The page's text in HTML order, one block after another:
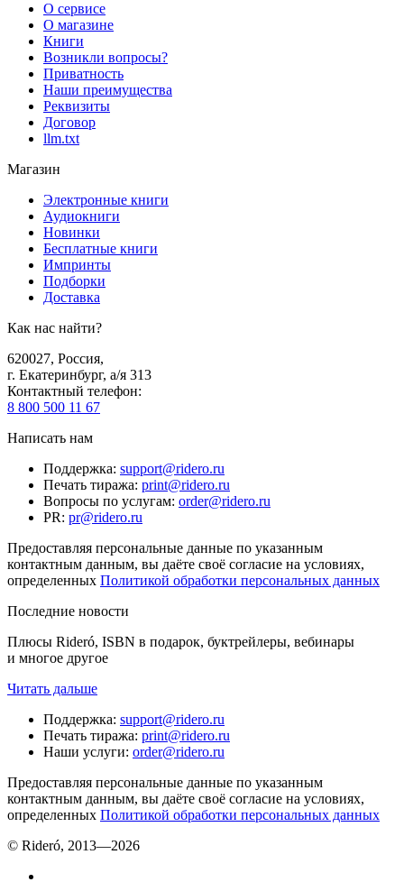
О сервисе
О магазине
Книги
Возникли вопросы?
Приватность
Наши преимущества
Реквизиты
Договор
llm.txt
Магазин
Электронные книги
Аудиокниги
Новинки
Бесплатные книги
Импринты
Подборки
Доставка
Как нас найти?
620027, Россия,
г. Екатеринбург, а/я 313
Контактный телефон:
8 800 500 11 67
Написать нам
Поддержка: support@ridero.ru
Печать тиража: print@ridero.ru
Вопросы по услугам: order@ridero.ru
PR: pr@ridero.ru
Предоставляя персональные данные по указанным
контактным данным, вы даёте своё согласие на условиях,
определенных Политикой обработки персональных данных
Последние новости
Плюсы Rideró, ISBN в подарок, буктрейлеры, вебинары
и многое другое
Читать дальше
Поддержка: support@ridero.ru
Печать тиража: print@ridero.ru
Наши услуги: order@ridero.ru
Предоставляя персональные данные по указанным
контактным данным, вы даёте своё согласие на условиях,
определенных Политикой обработки персональных данных
© Rideró, 2013—2026